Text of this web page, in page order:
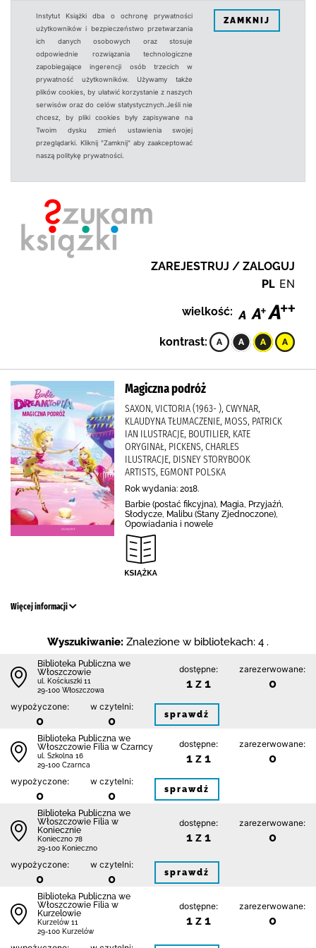
Instytut Książki dba o ochronę prywatności
użytkowników i bezpieczeństwo przetwarzania
ich danych osobowych oraz stosuje
odpowiednie rozwiązania technologiczne
zapobiegające ingerencji osób trzecich w
prywatność użytkowników. Używamy także
plików cookies, by ułatwić korzystanie z naszych
serwisów oraz do celów statystycznych.Jeśli nie
chcesz, by pliki cookies były zapisywane na
Twoim dysku zmień ustawienia swojej
przeglądarki. Kliknij "Zamknij" aby zaakceptować
naszą politykę prywatności.
ZAMKNIJ
ZAREJESTRUJ / ZALOGUJ
PL EN
wielkość:
kontrast:
Magiczna podróż
SAXON, VICTORIA (1963- ), CWYNAR,
KLAUDYNA TŁUMACZENIE, MOSS, PATRICK
IAN ILUSTRACJE, BOUTILIER, KATE
ORYGINAŁ, PICKENS, CHARLES
ILUSTRACJE, DISNEY STORYBOOK
ARTISTS, EGMONT POLSKA
Rok wydania: 2018.
Barbie (postać fikcyjna), Magia, Przyjaźń,
Słodycze, Malibu (Stany Zjednoczone),
Opowiadania i nowele
Więcej informacji
Wyszukiwanie: Znalezione w bibliotekach: 4 .
Biblioteka Publiczna we
Włoszczowie
ul. Kościuszki 11
29-100 Włoszczowa
dostępne:
1 z 1
zarezerwowane:
0
wypożyczone:
0
w czytelni:
0 sprawdź
Biblioteka Publiczna we
Włoszczowie Filia w Czarncy
ul. Szkolna 16
29-100 Czarnca
dostępne:
1 z 1
zarezerwowane:
0
wypożyczone:
0
w czytelni:
0 sprawdź
Biblioteka Publiczna we
Włoszczowie Filia w
Koniecznie
Konieczno 78
29-100 Konieczno
dostępne:
1 z 1
zarezerwowane:
0
wypożyczone:
0
w czytelni:
0 sprawdź
Biblioteka Publiczna we
Włoszczowie Filia w
Kurzelowie
Kurzelów 11
29-100 Kurzelów
dostępne:
1 z 1
zarezerwowane:
0